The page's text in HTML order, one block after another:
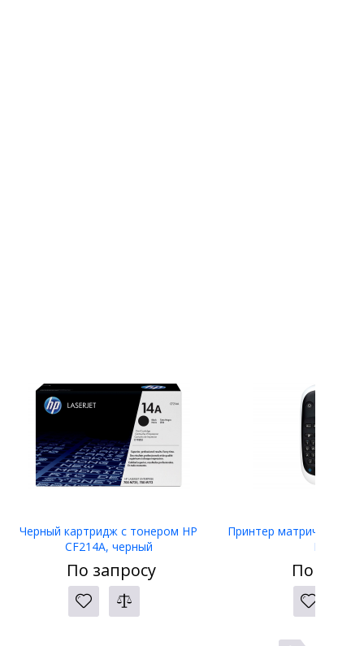
Черный картридж с тонером HP
CF214A, черный
По запросу
Принтер матричный
LW-400
По